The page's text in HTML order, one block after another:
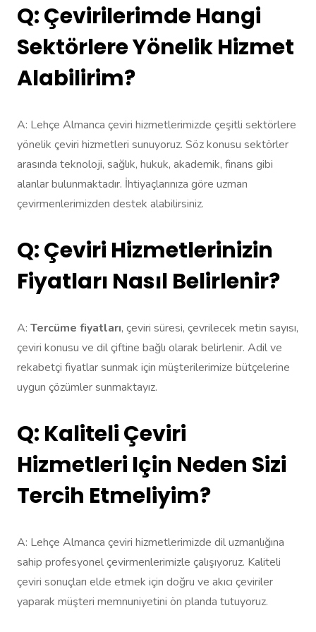
Q: Çevirilerimde Hangi
Sektörlere Yönelik Hizmet
Alabilirim?
A: Lehçe Almanca çeviri hizmetlerimizde çeşitli sektörlere
yönelik çeviri hizmetleri sunuyoruz. Söz konusu sektörler
arasında teknoloji, sağlık, hukuk, akademik, finans gibi
alanlar bulunmaktadır. İhtiyaçlarınıza göre uzman
çevirmenlerimizden destek alabilirsiniz.
Q: Çeviri Hizmetlerinizin
Fiyatları Nasıl Belirlenir?
A: Tercüme fiyatları, çeviri süresi, çevrilecek metin sayısı,
çeviri konusu ve dil çiftine bağlı olarak belirlenir. Adil ve
rekabetçi fiyatlar sunmak için müşterilerimize bütçelerine
uygun çözümler sunmaktayız.
Q: Kaliteli Çeviri
Hizmetleri Için Neden Sizi
Tercih Etmeliyim?
A: Lehçe Almanca çeviri hizmetlerimizde dil uzmanlığına
sahip profesyonel çevirmenlerimizle çalışıyoruz. Kaliteli
çeviri sonuçları elde etmek için doğru ve akıcı çeviriler
yaparak müşteri memnuniyetini ön planda tutuyoruz.